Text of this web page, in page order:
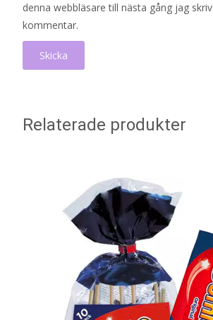
denna webbläsare till nästa gång jag
kommentar.
Relaterade produkter